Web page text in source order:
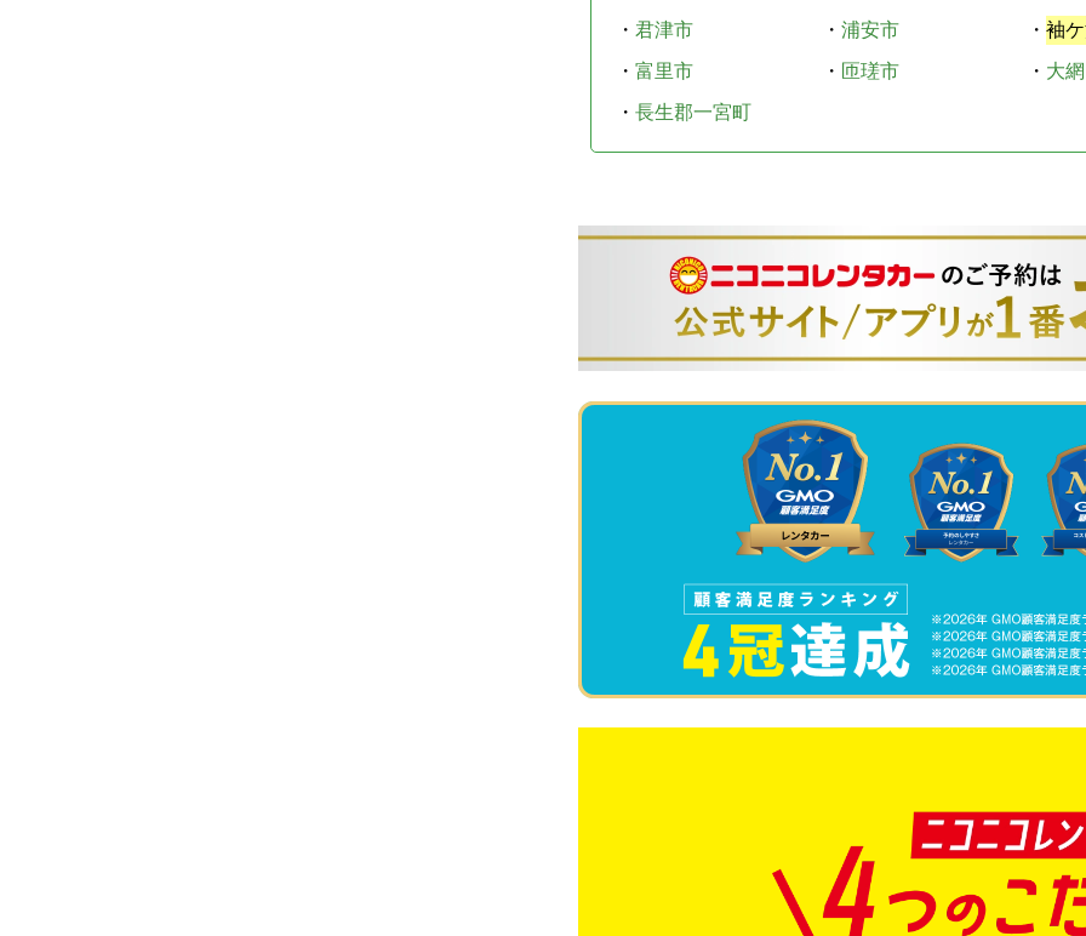
・ 君津市 ・ 浦安市 ・ 袖
・ 富里市 ・ 匝瑳市 ・ 大
・ 長生郡一宮町